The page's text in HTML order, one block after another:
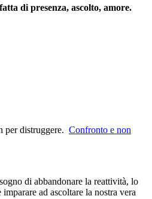
di presenza, ascolto, amore.
per distruggere. Confronto e non
di abbandonare la reattività, lo
ad ascoltare la nostra vera